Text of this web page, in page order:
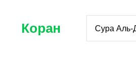
Коран Сура Аль-